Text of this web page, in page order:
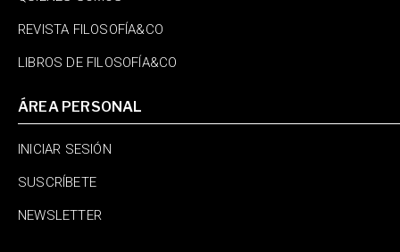
REVISTA FILOSOFÍA&CO
LIBROS DE FILOSOFÍA&CO
ÁREA PERSONAL
INICIAR SESIÓN
SUSCRÍBETE
NEWSLETTER